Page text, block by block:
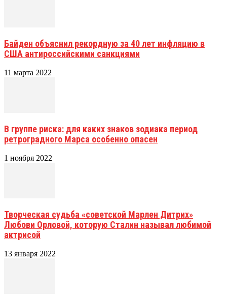
Байден объяснил рекордную за 40 лет инфляцию в
США антироссийскими санкциями
11 марта 2022
В группе риска: для каких знаков зодиака период
ретроградного Марса особенно опасен
1 ноября 2022
Творческая судьба «советской Марлен Дитрих»
Любови Орловой, которую Сталин называл любимой
актрисой
13 января 2022